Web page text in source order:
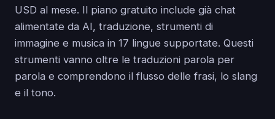
USD al mese. Il piano gratuito include già chat
alimentate da AI, traduzione, strumenti di
immagine e musica in 17 lingue supportate. Questi
strumenti vanno oltre le traduzioni parola per
parola e comprendono il flusso delle frasi, lo slang
e il tono.